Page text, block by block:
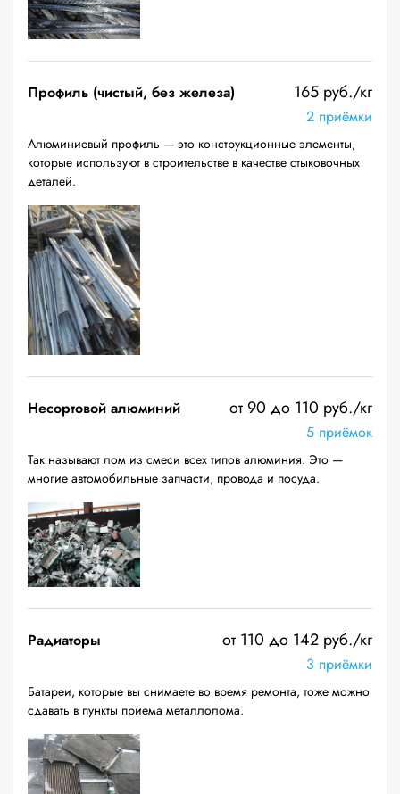
Профиль (чистый, без железа) 165 руб./кг
2 приёмки
Алюминиевый профиль — это конструкционные элементы,
которые используют в строительстве в качестве стыковочных
деталей.
Несортовой алюминий от 90 до 110 руб./кг
5 приёмок
Так называют лом из смеси всех типов алюминия. Это —
многие автомобильные запчасти, провода и посуда.
Радиаторы от 110 до 142 руб./кг
3 приёмки
Батареи, которые вы снимаете во время ремонта, тоже можно
сдавать в пункты приема металлолома.